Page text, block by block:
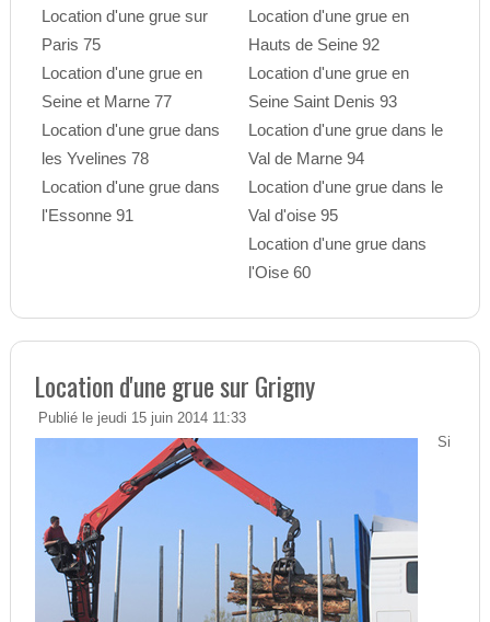
Location d'une grue sur
Paris 75
Location d'une grue en
Seine et Marne 77
Location d'une grue dans
les Yvelines 78
Location d'une grue dans
l'Essonne 91
Location d'une grue en
Hauts de Seine 92
Location d'une grue en
Seine Saint Denis 93
Location d'une grue dans le
Val de Marne 94
Location d'une grue dans le
Val d'oise 95
Location d'une grue dans
l'Oise 60
Location d'une grue sur Grigny
Publié le jeudi 15 juin 2014 11:33
Si